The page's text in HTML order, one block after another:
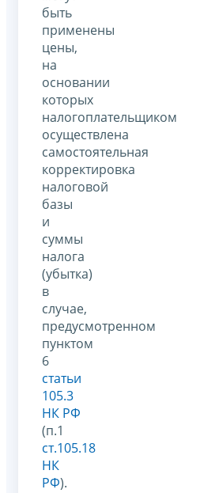
быть
применены
цены,
на
основании
которых
налогоплательщиком
осуществлена
самостоятельная
корректировка
налоговой
базы
и
суммы
налога
(убытка)
в
случае,
предусмотренном
пунктом
6
статьи
105.3
НК РФ
(п.1
ст.105.18
НК
РФ).